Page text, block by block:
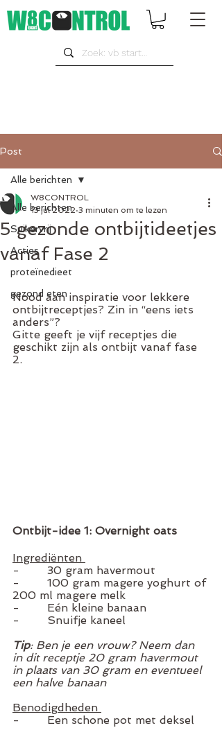
Post
Alle berichten
Suikervrij
Acties
proteïnedieet
gezond eten
Alle berichten
5 gezonde ontbijtideetjes
vanaf Fase 2
W8CONTROL
13 jul 2022 3 minuten om te lezen
Nood aan inspiratie voor lekkere
ontbijtreceptjes? Zin in “eens iets
anders”?
Gitte geeft je vijf receptjes die
geschikt zijn als ontbijt vanaf fase
2.
Ontbijt-idee 1: Overnight oats
Ingrediënten
-        30 gram havermout
-        100 gram magere yoghurt of
200 ml magere melk
-        Eén kleine banaan
-        Snuifje kaneel
Tip: Ben je een vrouw? Neem dan
in dit receptje 20 gram havermout
in plaats van 30 gram en eventueel
een halve banaan
Benodigdheden
-        Een schone pot met deksel